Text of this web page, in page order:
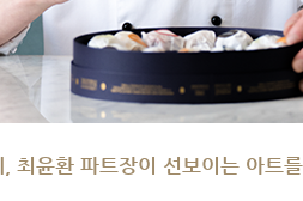
윤환 파트장이 선보이는 아트